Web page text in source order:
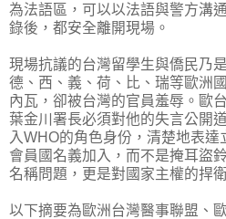
為法語區，可以以法語與警方溝
錄後，都安全離開現場。
現場抗議的台灣留學生與僑民乃
德、西、義、荷、比、瑞等歐洲
內瓦，卻被台灣的官員羞辱。歐
葉金川署長必須對他的失言公開
入WHO的角色身份，清楚地表
會員國名義加入，而不是掩耳盜
名稱問題，更是對國家主權的捍
以下摘要為歐洲台灣醫事聯盟、